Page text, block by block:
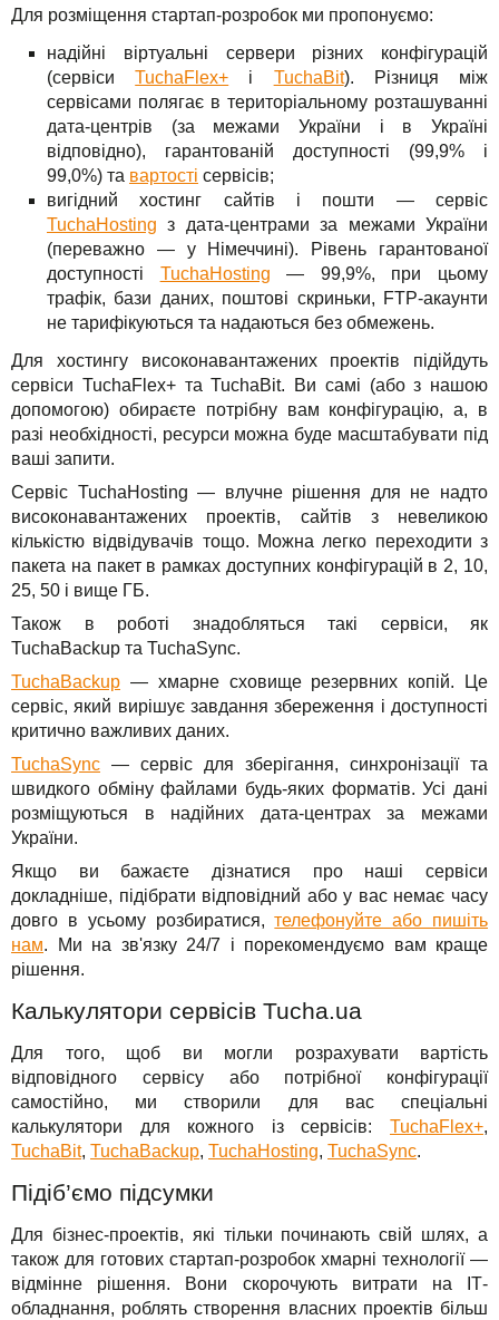
Для розміщення стартап-розробок ми пропонуємо:
надійні віртуальні сервери різних конфігурацій
(сервісиTuchaFlex+ і TuchaBit). Різниця між
сервісами полягає в територіальному розташуванні
дата-центрів (за межами України і в Україні
відповідно), гарантованій доступності (99,9% і
99,0%) та вартості сервісів;
вигідний хостинг сайтів і пошти — сервіс
TuchaHosting з дата-центрами за межами України
(переважно — у Німеччині). Рівень гарантованої
доступності TuchaHosting — 99,9%, при цьому
трафік, бази даних, поштові скриньки, FTP-акаунти
не тарифікуються та надаються без обмежень.
Для хостингу високонавантажених проектів підійдуть
сервіси TuchaFlex+ та TuchaBit. Ви самі (або з нашою
допомогою) обираєте потрібну вам конфігурацію, а, в
разі необхідності, ресурси можна буде масштабувати під
ваші запити.
Сервіс TuchaHosting — влучне рішення для не надто
високонавантажених проектів, сайтів з невеликою
кількістю відвідувачів тощо. Можна легко переходити з
пакета на пакет в рамках доступних конфігурацій в 2, 10,
25, 50 і вище ГБ.
Також в роботі знадобляться такі сервіси, як
TuchaBackup та TuchaSync.
TuchaBackup — хмарне сховище резервних копій. Це
сервіс, який вирішує завдання збереження і доступності
критично важливих даних.
TuchaSync — сервіс для зберігання, синхронізації та
швидкого обміну файлами будь-яких форматів. Усі дані
розміщуються в надійних дата-центрах за межами
України.
Якщо ви бажаєте дізнатися про наші сервіси
докладніше, підібрати відповідний або у вас немає часу
довго в усьому розбиратися,телефонуйте або пишіть
нам. Ми на зв'язку 24/7 і порекомендуємо вам краще
рішення.
Калькулятори сервісів Tucha.ua
Для того, щоб ви могли розрахувати вартість
відповідного сервісу або потрібної конфігурації
самостійно, ми створили для вас спеціальні
калькулятори для кожного із сервісів: TuchaFlex+,
TuchaBit, TuchaBackup, TuchaHosting, TuchaSync.
Підіб’ємо підсумки
Для бізнес-проектів, які тільки починають свій шлях, а
також для готових стартап-розробок хмарні технології —
відмінне рішення. Вони скорочують витрати на ІТ-
обладнання, роблять створення власних проектів більш